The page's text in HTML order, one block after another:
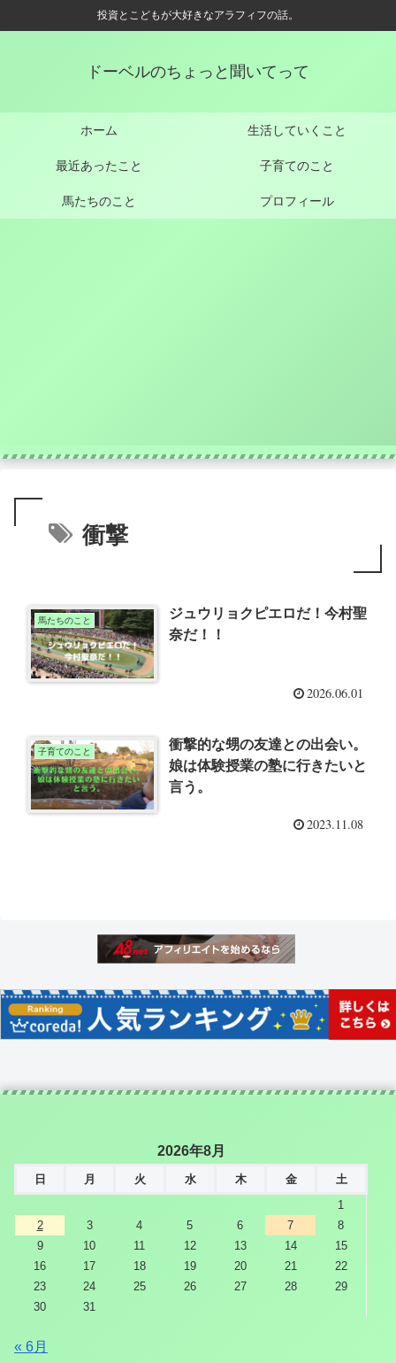
投資とこどもが大好きなアラフィフの話。
ドーベルのちょっと聞いてって
ホーム 生活していくこと
最近あったこと 子育てのこと
馬たちのこと プロフィール
衝撃
馬たちのこと
ジュウリョクピエロだ！今村聖
奈だ！！
2026.06.01
子育てのこと
衝撃的な甥の友達との出会い。
娘は体験授業の塾に行きたいと
言う。
2023.11.08
2026年8月
日 月 火 水 木 金
土
1
2
3 4 5 6 7
8
9
10 11 12 13 14
15
16
17 18 19 20 21
22
23
24 25 26 27 28
29
30
31
« 6月